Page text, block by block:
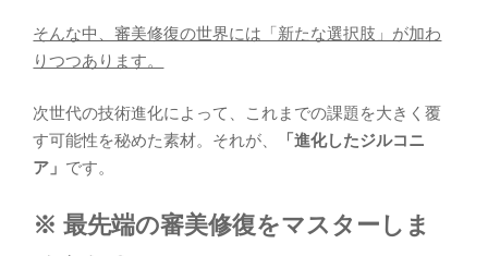
そんな中、審美修復の世界には「新たな選択肢」が加わ
りつつあります。
次世代の技術進化によって、これまでの課題を大きく覆
す可能性を秘めた素材。それが、
「進化したジルコニ
ア」 です。
※ 最先端の審美修復をマスターしま